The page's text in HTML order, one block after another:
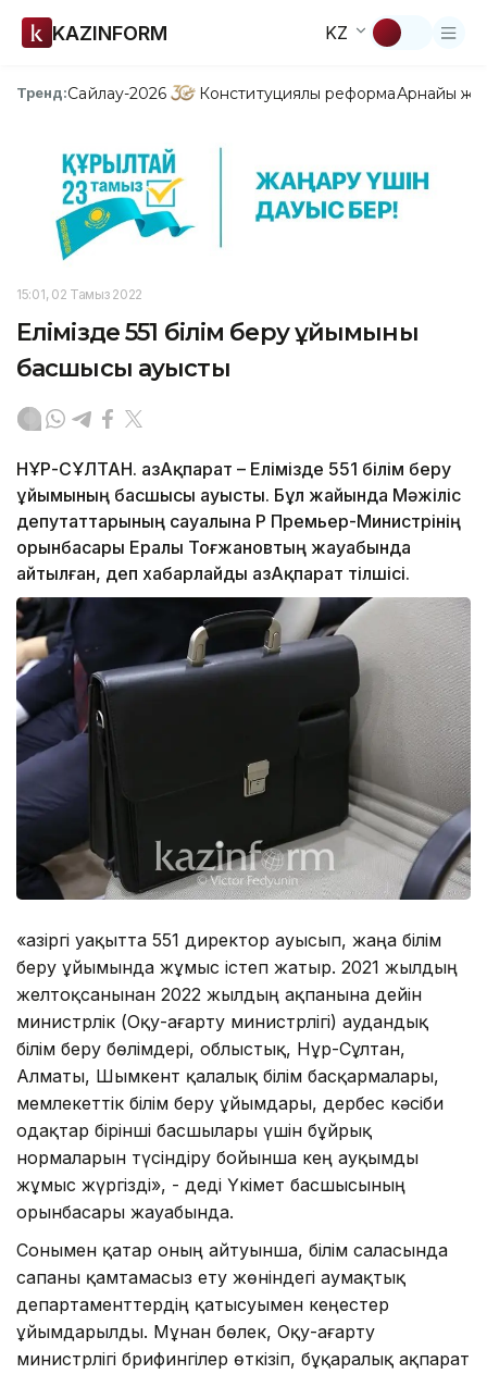
KAZINFORM KZ
Тренд:Сайлау-2026 Конституциялық реформаАрнайы
15:01, 02 Тамыз 2022
Елімізде 551 білім беру ұйымының
басшысы ауысты
НҰР-СҰЛТАН. ҚазАқпарат – Елімізде 551 білім беру
ұйымының басшысы ауысты. Бұл жайында Мәжіліс
депутаттарының сауалына ҚР Премьер-Министрінің
орынбасары Ералы Тоғжановтың жауабында
айтылған, деп хабарлайды ҚазАқпарат тілшісі.
«Қазіргі уақытта 551 директор ауысып, жаңа білім
беру ұйымында жұмыс істеп жатыр. 2021 жылдың
желтоқсанынан 2022 жылдың ақпанына дейін
министрлік (Оқу-ағарту министрлігі) аудандық
білім беру бөлімдері, облыстық, Нұр-Сұлтан,
Алматы, Шымкент қалалық білім басқармалары,
мемлекеттік білім беру ұйымдары, дербес кәсіби
одақтар бірінші басшылары үшін бұйрық
нормаларын түсіндіру бойынша кең ауқымды
жұмыс жүргізді», - деді Үкімет басшысының
орынбасары жауабында.
Сонымен қатар оның айтуынша, білім саласында
сапаны қамтамасыз ету жөніндегі аумақтық
департаменттердің қатысуымен кеңестер
ұйымдарылды. Мұнан бөлек, Оқу-ағарту
министрлігі брифингілер өткізіп, бұқаралық ақпарат